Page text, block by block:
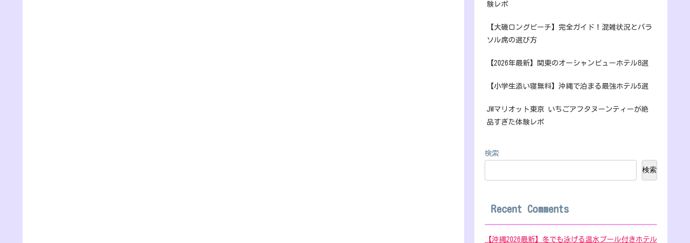
験レポ
【大磯ロングビーチ】完全ガイド！混雑状況とパラ
ソル席の選び方
【2026年最新】関東のオーシャンビューホテル8選
【小学生添い寝無料】沖縄で泊まる最強ホテル5選
JWマリオット東京 いちごアフタヌーンティーが絶
品すぎた体験レポ
検索
検索
Recent Comments
【沖縄2026最新】冬でも泳げる温水プール付きホテル